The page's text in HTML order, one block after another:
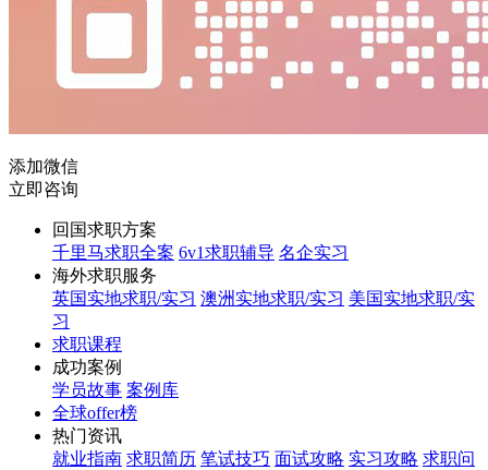
添加微信
立即咨询
回国求职方案
千里马求职全案 6v1求职辅导 名企实习
海外求职服务
英国实地求职/实习 澳洲实地求职/实习 美国实地求职/实
习
求职课程
成功案例
学员故事 案例库
全球offer榜
热门资讯
就业指南 求职简历 笔试技巧 面试攻略 实习攻略 求职问